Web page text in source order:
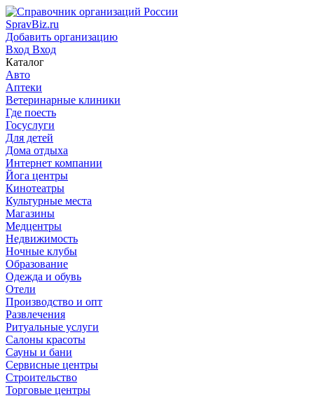
SpravBiz.ru
Добавить организацию
Вход Вход
Каталог
Авто
Аптеки
Ветеринарные клиники
Где поесть
Госуслуги
Для детей
Дома отдыха
Интернет компании
Йога центры
Кинотеатры
Культурные места
Магазины
Медцентры
Недвижимость
Ночные клубы
Образование
Одежда и обувь
Отели
Производство и опт
Развлечения
Ритуальные услуги
Салоны красоты
Сауны и бани
Сервисные центры
Строительство
Торговые центры